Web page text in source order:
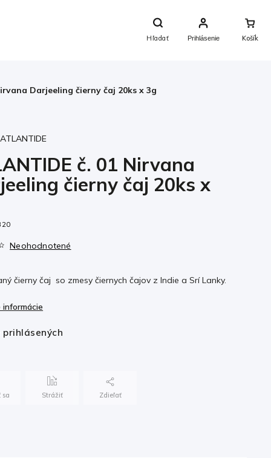
Hľadať
Nákupný
Košík
Prihlásenie
Darjeeling čierny čaj 20ks x 3g
č. 01 Nirvana
čierny čaj 20ks x
Neohodnotené
čierny čaj so zmesy čiernych čajov z Indie a Srí Lanky.
ATLANTIDE
prihlásených
sa Strážiť Zdieľať